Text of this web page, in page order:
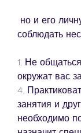
соблюдать
1. Не
окружат вас
4.
занятия и
необходимо